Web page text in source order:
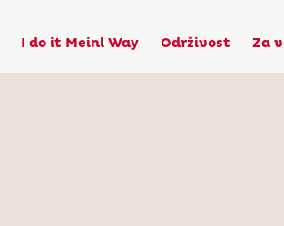
I do it Meinl Way Održivost Za